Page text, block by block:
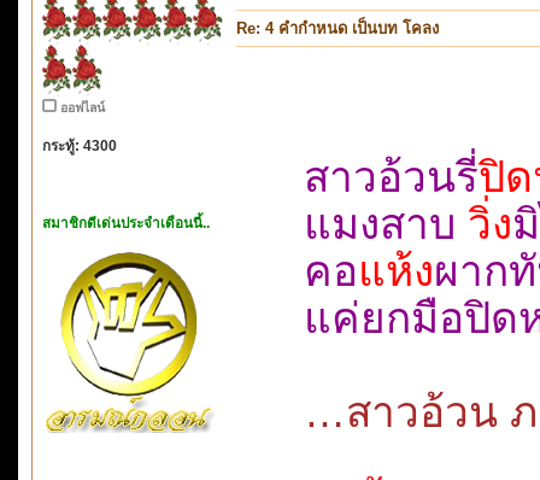
ออฟไลน์
กระทู้: 4300
สมาชิกดีเด่นประจำเดือนนี้..
Re: 4 คำกำหนด เป็นบท โคลง
สาวอ้วนรี่ปิ
แมงสาบ วิ่ง
คอแห้งผาก
แค่ยกมือปิด
…สาวอ้วน